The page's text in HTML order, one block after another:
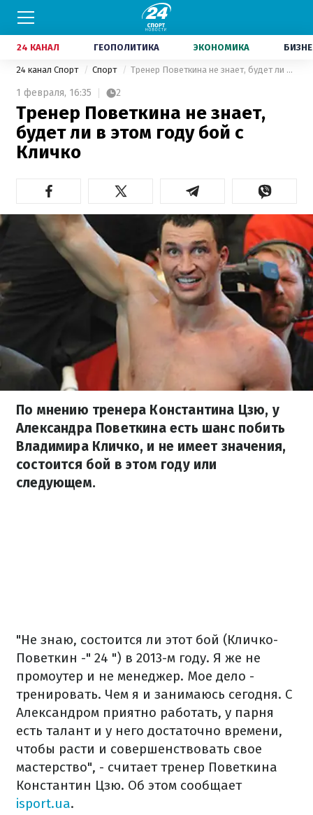
24 КАНАЛ ГЕОПОЛИТИКА ЭКОНОМИКА
24 канал Спорт Спорт Тренер Поветкина не знает, будет ли в этом году бой с Кличко
1 февраля, 16:35 2
Тренер Поветкина не знает,
будет ли в этом году бой с
Кличко
По мнению тренера Константина Цзю, у
Александра Поветкина есть шанс побить
Владимира Кличко, и не имеет значения,
состоится бой в этом году или
следующем.
"Не знаю, состоится ли этот бой (Кличко-
Поветкин -" 24 ") в 2013-м году. Я же не
промоутер и не менеджер. Мое дело -
тренировать. Чем я и занимаюсь сегодня. С
Александром приятно работать, у парня
есть талант и у него достаточно времени,
чтобы расти и совершенствовать свое
мастерство", - считает тренер Поветкина
Константин Цзю. Об этом сообщает
isport.ua.